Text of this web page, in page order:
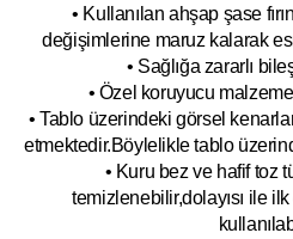
• Kullanılan ahşap şase
değişimlerine maruz kalarak
• Sağlığa zararlı
• Özel koruyucu
• Tablo üzerindeki görsel
etmektedir.Böylelikle tablo
• Kuru bez ve hafif toz
temizlenebilir,dolayısı ile ilk